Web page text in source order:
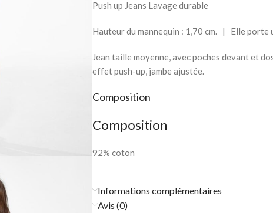
Push up Jeans Lavage durable
Hauteur du mannequin : 1,70 cm. | Elle porte
Jean taille moyenne, avec poches devant et
effet push-up, jambe ajustée.
Composition
Composition
92% coton
Informations complémentaires
Avis (0)